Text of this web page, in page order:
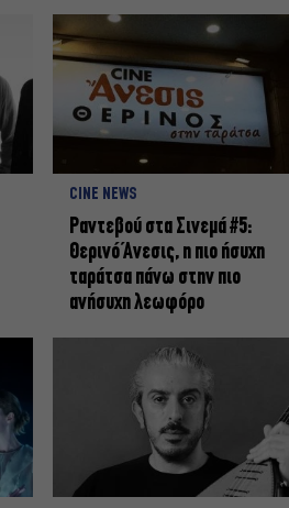
CINE NEWS
Ραντεβού στα Σινεμά #5:
Θερινό Άνεσις, η πιο ήσυχη
ταράτσα πάνω στην πιο
ανήσυχη λεωφόρο